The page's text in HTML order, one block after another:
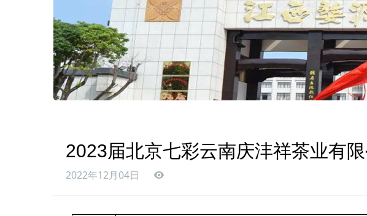
2023届北京七彩云南庆沣祥茶业有
2022年12月04日